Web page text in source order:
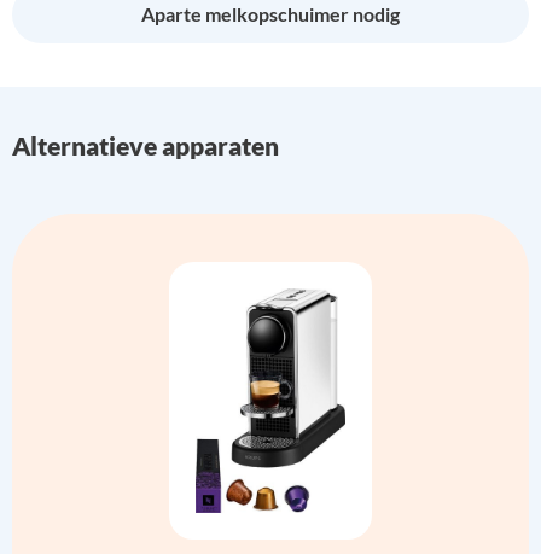
Aparte melkopschuimer nodig
Alternatieve apparaten